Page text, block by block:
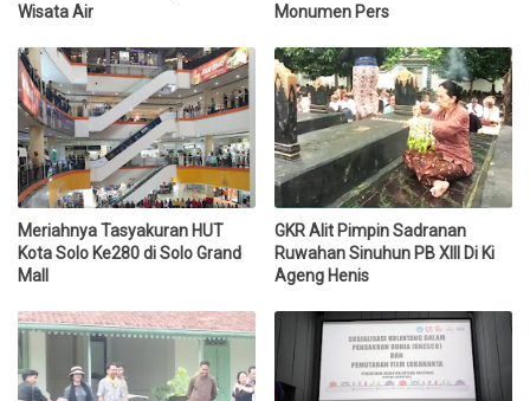
Wisata Air
Monumen Pers
Meriahnya Tasyakuran HUT
Kota Solo Ke280 di Solo Grand
Mall
GKR Alit Pimpin Sadranan
Ruwahan Sinuhun PB XIII Di Ki
Ageng Henis